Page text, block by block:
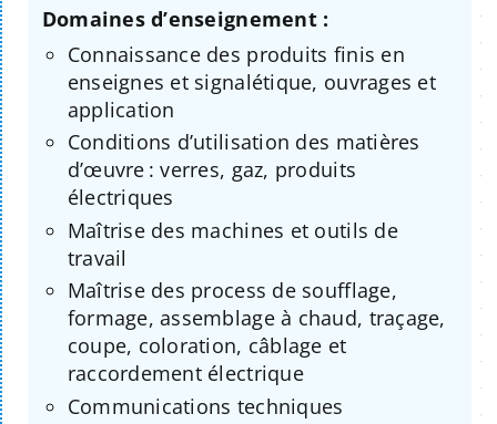
Domaines d’enseignement :
Connaissance des produits finis en
enseignes et signalétique, ouvrages et
application
Conditions d’utilisation des matières
d’œuvre : verres, gaz, produits
électriques
Maîtrise des machines et outils de
travail
Maîtrise des process de soufflage,
formage, assemblage à chaud, traçage,
coupe, coloration, câblage et
raccordement électrique
Communications techniques